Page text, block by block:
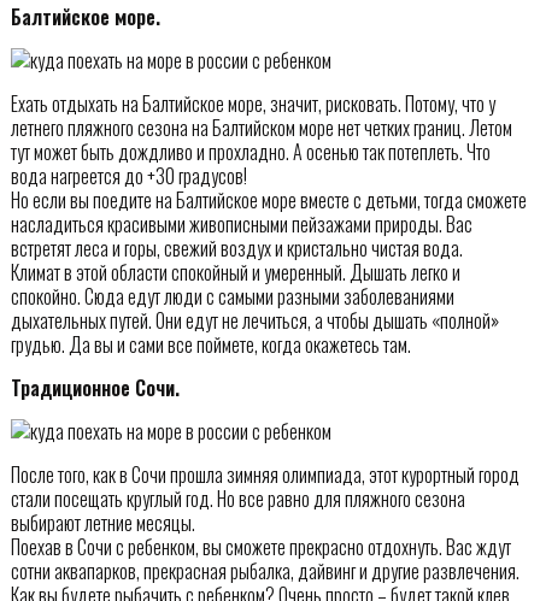
Балтийское море.
Ехать отдыхать на Балтийское море, значит, рисковать. Потому, что у
летнего пляжного сезона на Балтийском море нет четких границ. Летом
тут может быть дождливо и прохладно. А осенью так потеплеть. Что
вода нагреется до +30 градусов!
Но если вы поедите на Балтийское море вместе с детьми, тогда сможете
насладиться красивыми живописными пейзажами природы. Вас
встретят леса и горы, свежий воздух и кристально чистая вода.
Климат в этой области спокойный и умеренный. Дышать легко и
спокойно. Сюда едут люди с самыми разными заболеваниями
дыхательных путей. Они едут не лечиться, а чтобы дышать «полной»
грудью. Да вы и сами все поймете, когда окажетесь там.
Традиционное Сочи.
После того, как в Сочи прошла зимняя олимпиада, этот курортный город
стали посещать круглый год. Но все равно для пляжного сезона
выбирают летние месяцы.
Поехав в Сочи с ребенком, вы сможете прекрасно отдохнуть. Вас ждут
сотни аквапарков, прекрасная рыбалка, дайвинг и другие развлечения.
Как вы будете рыбачить с ребенком? Очень просто – будет такой клев,